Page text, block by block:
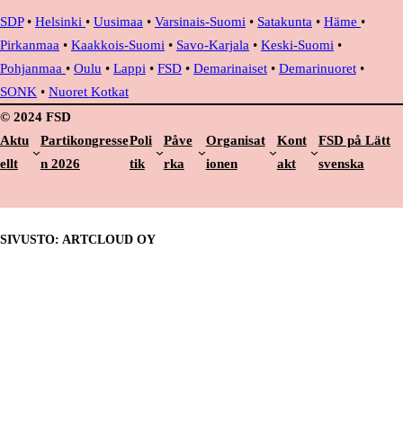
SDP• Helsinki • Uusimaa • Varsinais-Suomi • Satakunta • Häme •
Pirkanmaa • Kaakkois-Suomi • Savo-Karjala • Keski-Suomi •
Pohjanmaa • Oulu • Lappi • FSD • Demarinaiset • Demarinuoret •
SONK • Nuoret Kotkat
© 2024 FSD
Aktu
ellt
Partikongresse
n 2026
Poli
tik
Påve
rka
Organisat
ionen
Kont
akt
FSD på Lätt
svenska
SIVUSTO: ARTCLOUD OY